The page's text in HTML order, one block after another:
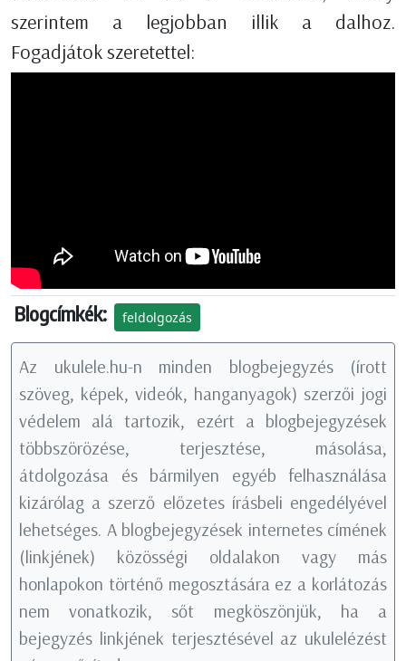
szerintem a legjobban illik a dalhoz.
Fogadjátok szeretettel:
Blogcímkék: feldolgozás
Az ukulele.hu-n minden blogbejegyzés (írott
szöveg, képek, videók, hanganyagok) szerzői jogi
védelem alá tartozik, ezért a blogbejegyzések
többszörözése, terjesztése, másolása,
átdolgozása és bármilyen egyéb felhasználása
kizárólag a szerző előzetes írásbeli engedélyével
lehetséges. A blogbejegyzések internetes címének
(linkjének) közösségi oldalakon vagy más
honlapokon történő megosztására ez a korlátozás
nem vonatkozik, sőt megköszönjük, ha a
bejegyzés linkjének terjesztésével az ukulelézést